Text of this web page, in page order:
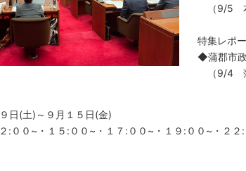
（9/5
特集レポ
◆蒲郡市
（9/4 蒲
日(土)～９月１５日(金)
:００~・１５:００~・１７:００~・１９:００~・２２: